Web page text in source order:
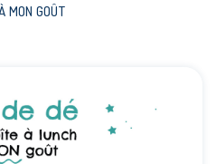
MON GOÛT